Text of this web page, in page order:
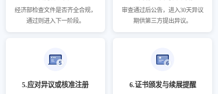
经济部检查文件是否齐全合规，
通过则进入下一阶段。
审查通过后公告，进入30天异议
期供第三方提出异议。
5.应对异议或核准注册 6.证书颁发与续展提醒